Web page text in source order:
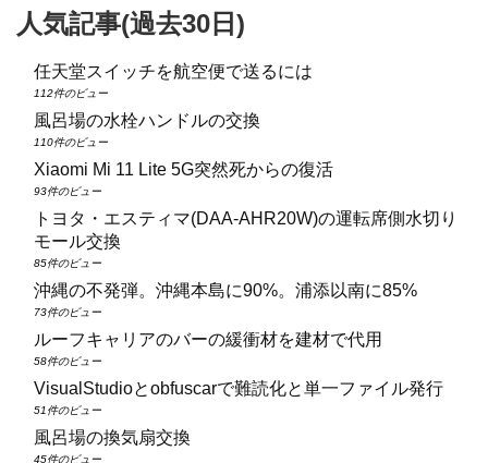
人気記事(過去30日)
任天堂スイッチを航空便で送るには
112件のビュー
風呂場の水栓ハンドルの交換
110件のビュー
Xiaomi Mi 11 Lite 5G突然死からの復活
93件のビュー
トヨタ・エスティマ(DAA‑AHR20W)の運転席側水切り
モール交換
85件のビュー
沖縄の不発弾。沖縄本島に90%。浦添以南に85%
73件のビュー
ルーフキャリアのバーの緩衝材を建材で代用
58件のビュー
VisualStudioとobfuscarで難読化と単一ファイル発行
51件のビュー
風呂場の換気扇交換
45件のビュー